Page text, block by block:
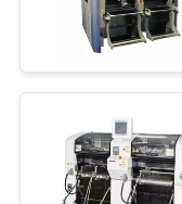
CONTACTEER
ONS
NIEUWS